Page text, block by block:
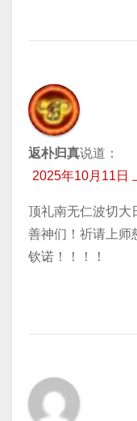
返朴归真说道：
2025年10月11日
顶礼南无仁波切大
善神们！祈请上师
钦诺！！！！